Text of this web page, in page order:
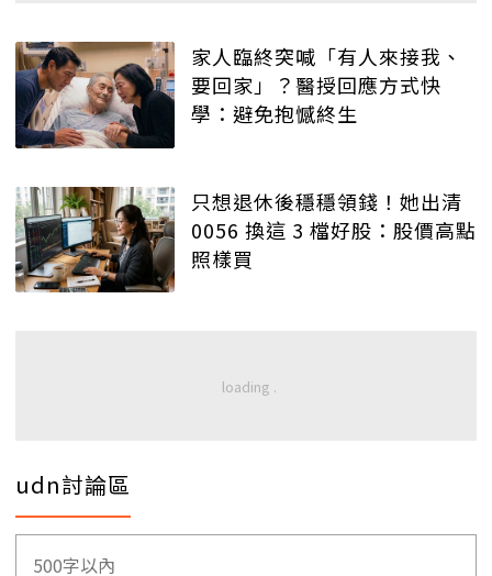
家人臨終突喊「有人來接我、
要回家」？醫授回應方式快
學：避免抱憾終生
只想退休後穩穩領錢！她出清
0056 換這 3 檔好股：股價高點
照樣買
udn討論區